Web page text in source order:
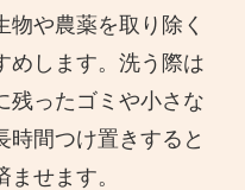
や農薬を取り除く
めします。洗う際は
残ったゴミや小さな
時間つけ置きすると
せます。